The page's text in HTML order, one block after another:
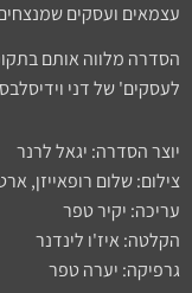
עצמאים ועסקים
הסדרה מלווה אותם
לעסקים' של דני
יוצר הסדרה: יגאל לרנר
צילום: שלום רופאייזן,
עריכה: יקיר טפר
הקלטה: איז'ו לינדנר
גרפיקה: יערה טפר